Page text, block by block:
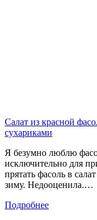
Салат из красной
сухариками
Я безумно люблю
исключительно для
прятать фасоль в
зиму. Недооценила.…
Подробнее